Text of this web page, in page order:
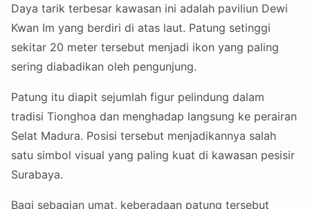
Daya tarik terbesar kawasan ini adalah paviliun Dewi
Kwan Im yang berdiri di atas laut. Patung setinggi
sekitar 20 meter tersebut menjadi ikon yang paling
sering diabadikan oleh pengunjung.
Patung itu diapit sejumlah figur pelindung dalam
tradisi Tionghoa dan menghadap langsung ke perairan
Selat Madura. Posisi tersebut menjadikannya salah
satu simbol visual yang paling kuat di kawasan pesisir
Surabaya.
Bagi sebagian umat, keberadaan patung tersebut